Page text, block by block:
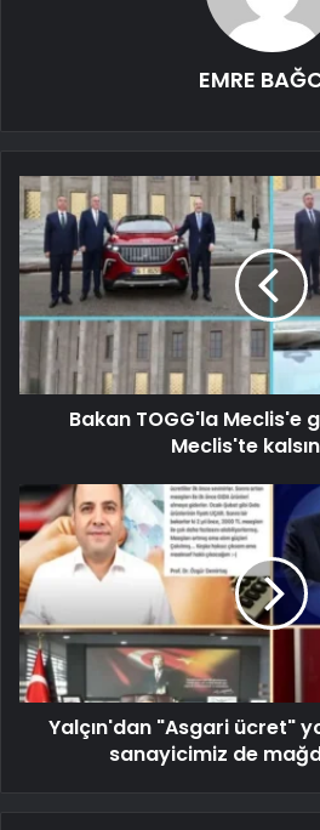
EMRE
Bakan TOGG'la Meclis'e
Meclis'te
Yalçın'dan "Asgari ücret"
sanayicimiz de